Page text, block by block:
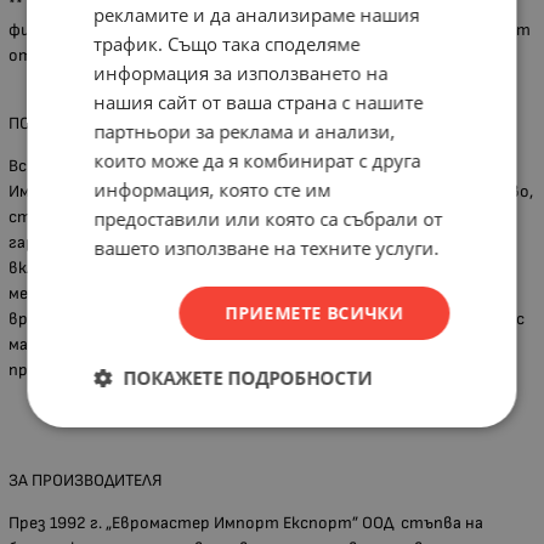
** Вариантите за доставка са до адрес, до офис на куриерска
фирма или от наш офис в Хасково. Всички наши клиенти ползват
отстъпки за куриерските услуги на Спиди и Еконт.
ПОВЕЧЕ ЗА ГРУПАТА ПРОДУКТИ
Всички продукти Topmaster Professional, марка на Евромастер
Импорт Експорт ООД се характеризират се с отлично качество,
стилен дизайн, надеждност и приемливи цени. Защитени са с
гаранция за дефекти при правилна употреба. Портфолиото
включва професионални и хоби електрически, пневматични и
механични инструменти и обща железария. Всички знаем, че
времето е пари. Ще спестите от тях, избирайки продуктите с
марка Topmaster Professional- разумният избор на
професионалистите.
ЗА ПРОИЗВОДИТЕЛЯ
През 1992 г. „Евромастер Импорт Експорт” ООД стъпва на
рекламите и да анализираме нашия
трафик. Също така споделяме
информация за използването на
нашия сайт от ваша страна с нашите
партньори за реклама и анализи,
които може да я комбинират с друга
информация, която сте им
предоставили или която са събрали от
вашето използване на техните услуги.
ПРИЕМЕТЕ ВСИЧКИ
ПОКАЖЕТЕ ПОДРОБНОСТИ